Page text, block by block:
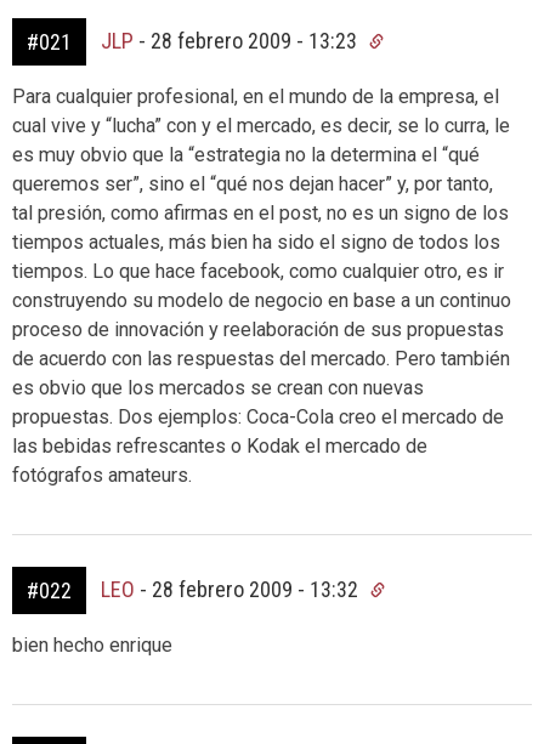
#021 JLP - 28 febrero 2009 - 13:23
Para cualquier profesional, en el mundo de la empresa, el
cual vive y “lucha” con y el mercado, es decir, se lo curra, le
es muy obvio que la “estrategia no la determina el “qué
queremos ser”, sino el “qué nos dejan hacer” y, por tanto,
tal presión, como afirmas en el post, no es un signo de los
tiempos actuales, más bien ha sido el signo de todos los
tiempos. Lo que hace facebook, como cualquier otro, es ir
construyendo su modelo de negocio en base a un continuo
proceso de innovación y reelaboración de sus propuestas
de acuerdo con las respuestas del mercado. Pero también
es obvio que los mercados se crean con nuevas
propuestas. Dos ejemplos: Coca-Cola creo el mercado de
las bebidas refrescantes o Kodak el mercado de
fotógrafos amateurs.
#022 LEO - 28 febrero 2009 - 13:32
bien hecho enrique